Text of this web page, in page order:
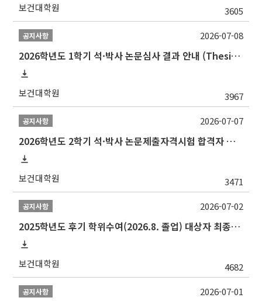
보건대학원 3605
공지사항
2026학년도 1학기 석·박사 논문심사 결과 안내 (Thesis Defense Result)
보건대학원 3967
2026-07-08
공지사항
2026학년도 2학기 석·박사 논문제출자격시험 합격자 공고(TSQ Exam Result)
보건대학원 3471
2026-07-07
공지사항
2025학년도 후기 학위수여(2026.8. 졸업) 대상자 최종인준 논문 제출 안내
보건대학원 4682
2026-07-02
공지사항 2026-07-01